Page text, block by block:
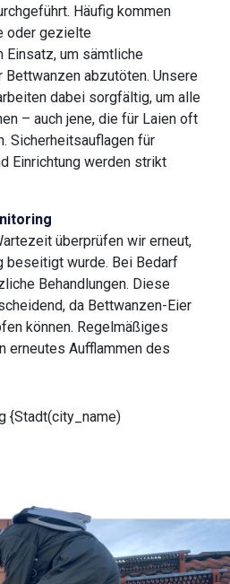
Häufig kommen
oder gezielte
Einsatz, um sämtliche
Bettwanzen abzutöten. Unsere
dabei sorgfältig, um alle
– auch jene, die für Laien oft
Sicherheitsauflagen für
Einrichtung werden strikt
überprüfen wir erneut,
beseitigt wurde. Bei Bedarf
Behandlungen. Diese
da Bettwanzen-Eier
können. Regelmäßiges
erneutes Aufflammen des